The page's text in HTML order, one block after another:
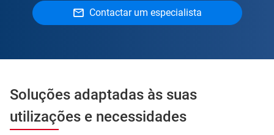
Contactar um especialista
Soluções adaptadas às suas
utilizações e necessidades